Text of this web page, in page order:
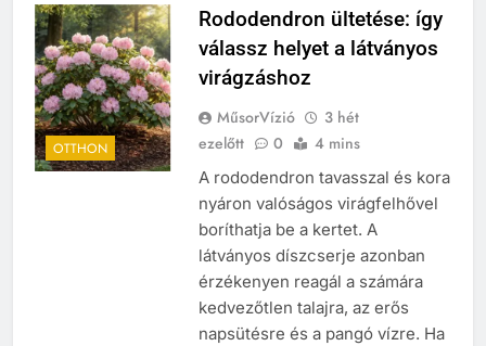
OTTHON
Rododendron ültetése: így
válassz helyet a látványos
virágzáshoz
MűsorVízió
3 hét
ezelőtt
0 4 mins
A rododendron tavasszal és kora
nyáron valóságos virágfelhővel
boríthatja be a kertet. A
látványos díszcserje azonban
érzékenyen reagál a számára
kedvezőtlen talajra, az erős
napsütésre és a pangó vízre. Ha